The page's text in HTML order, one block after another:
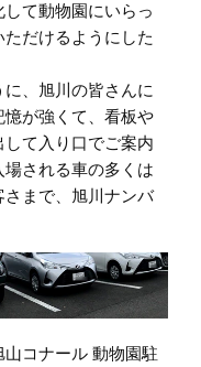
て動物園にいらっ
だけるようにした
、旭川の皆さんに
が強くて、看板や
て入り口でご案内
される車の多くは
まで、旭川ナンバ
コナール 動物園駐